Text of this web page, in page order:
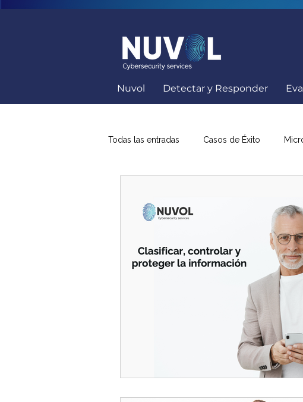
Nuvol Detectar y Responder
Todas las entradas Casos de Éxito
KnowBe4
Nuvol